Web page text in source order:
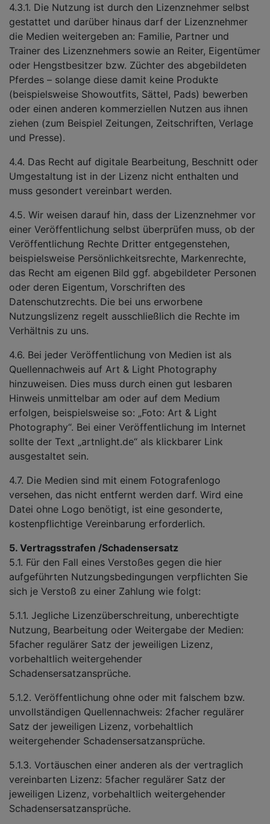
4.3.1. Die Nutzung ist durch den Lizenznehmer selbst
gestattet und darüber hinaus darf der Lizenznehmer
die Medien weitergeben an: Familie, Partner und
Trainer des Lizenznehmers sowie an Reiter, Eigentümer
oder Hengstbesitzer bzw. Züchter des abgebildeten
Pferdes – solange diese damit keine Produkte
(beispielsweise Showoutfits, Sättel, Pads) bewerben
oder einen anderen kommerziellen Nutzen aus ihnen
ziehen (zum Beispiel Zeitungen, Zeitschriften, Verlage
und Presse).
4.4. Das Recht auf digitale Bearbeitung, Beschnitt oder
Umgestaltung ist in der Lizenz nicht enthalten und
muss gesondert vereinbart werden.
4.5. Wir weisen darauf hin, dass der Lizenznehmer vor
einer Veröffentlichung selbst überprüfen muss, ob der
Veröffentlichung Rechte Dritter entgegenstehen,
beispielsweise Persönlichkeitsrechte, Markenrechte,
das Recht am eigenen Bild ggf. abgebildeter Personen
oder deren Eigentum, Vorschriften des
Datenschutzrechts. Die bei uns erworbene
Nutzungslizenz regelt ausschließlich die Rechte im
Verhältnis zu uns.
4.6. Bei jeder Veröffentlichung von Medien ist als
Quellennachweis auf Art & Light Photography
hinzuweisen. Dies muss durch einen gut lesbaren
Hinweis unmittelbar am oder auf dem Medium
erfolgen, beispielsweise so: „Foto: Art & Light
Photography“. Bei einer Veröffentlichung im Internet
sollte der Text „artnlight.de“ als klickbarer Link
ausgestaltet sein.
4.7. Die Medien sind mit einem Fotografenlogo
versehen, das nicht entfernt werden darf. Wird eine
Datei ohne Logo benötigt, ist eine gesonderte,
kostenpflichtige Vereinbarung erforderlich.
5. Vertragsstrafen /Schadensersatz
5.1. Für den Fall eines Verstoßes gegen die hier
aufgeführten Nutzungsbedingungen verpflichten Sie
sich je Verstoß zu einer Zahlung wie folgt:
5.1.1. Jegliche Lizenzüberschreitung, unberechtigte
Nutzung, Bearbeitung oder Weitergabe der Medien:
5facher regulärer Satz der jeweiligen Lizenz,
vorbehaltlich weitergehender
Schadensersatzansprüche.
5.1.2. Veröffentlichung ohne oder mit falschem bzw.
unvollständigen Quellennachweis: 2facher regulärer
Satz der jeweiligen Lizenz, vorbehaltlich
weitergehender Schadensersatzansprüche.
5.1.3. Vortäuschen einer anderen als der vertraglich
vereinbarten Lizenz: 5facher regulärer Satz der
jeweiligen Lizenz, vorbehaltlich weitergehender
Schadensersatzansprüche.